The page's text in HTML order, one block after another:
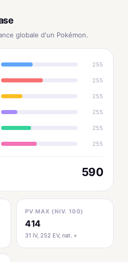
globale d'un Pokémon.
255
255
255
255
255
255
590
PV MAX (NIV. 100)
414
31 IV, 252 EV, nat. +